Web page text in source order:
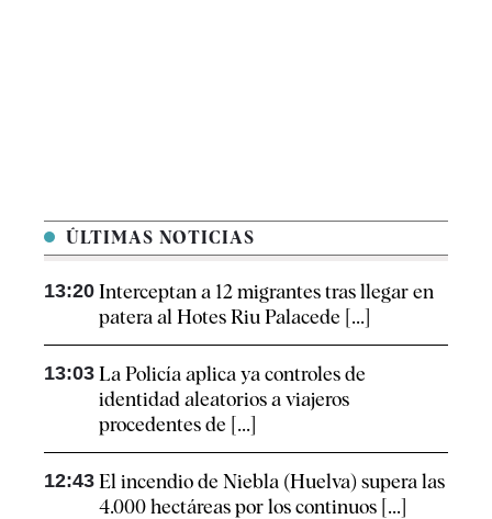
ÚLTIMAS NOTICIAS
13:20 Interceptan a 12 migrantes tras llegar en
patera al Hotes Riu Palacede [...]
13:03 La Policía aplica ya controles de
identidad aleatorios a viajeros
procedentes de [...]
12:43 El incendio de Niebla (Huelva) supera las
4.000 hectáreas por los continuos [...]